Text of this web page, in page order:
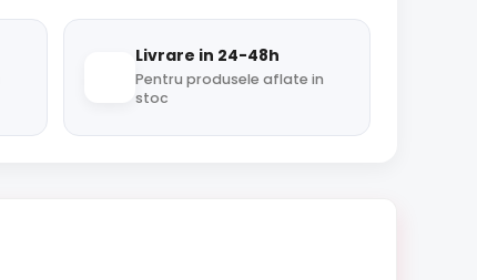
Livrare in 24-48h
Pentru produsele aflate in
stoc